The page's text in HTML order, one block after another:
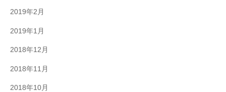
2019年2月
2019年1月
2018年12月
2018年11月
2018年10月